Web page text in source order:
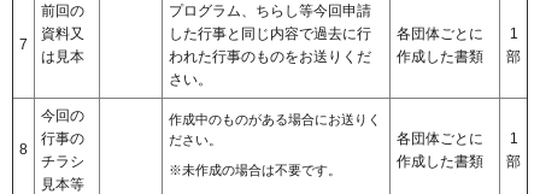
7
前回の
資料又
は見本
プログラム、ちらし等今回申請
した行事と同じ内容で過去に行
われた行事のものをお送りくだ
さい。
各団体ごとに
作成した書類
1
部
8
今回の
行事の
チラシ
見本等
作成中のものがある場合にお送りく
ださい。
※未作成の場合は不要です。
各団体ごとに
作成した書類
1
部